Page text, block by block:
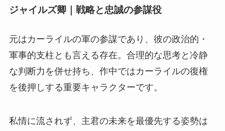
ジャイルズ卿｜戦略と忠誠の参謀役
元はカーライルの軍の参謀であり、彼の政治的・
軍事的支柱とも言える存在。合理的な思考と冷静
な判断力を併せ持ち、作中ではカーライルの復権
を後押しする重要キャラクターです。
私情に流されず、主君の未来を最優先する姿勢は